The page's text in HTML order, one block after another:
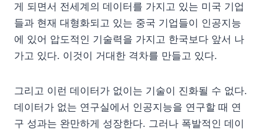
게 되면서 전세계의 데이터를 가지고 있는 미국 기업
들과 현재 대형화되고 있는 중국 기업들이 인공지능
에 있어 압도적인 기술력을 가지고 한국보다 앞서 나
가고 있다. 이것이 거대한 격차를 만들고 있다.
그리고 이런 데이터가 없이는 기술이 진화될 수 없다.
데이터가 없는 연구실에서 인공지능을 연구할 때 연
구 성과는 완만하게 성장한다. 그러나 폭발적인 데이